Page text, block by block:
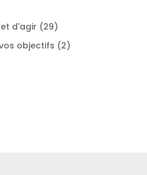
d'agir 2929
produits
objectifs 22